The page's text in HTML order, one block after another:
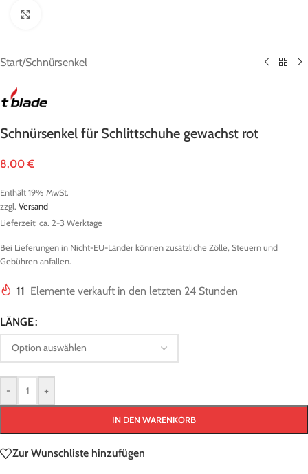
Start/Schnürsenkel
Schnürsenkel für Schlittschuhe gewachst rot
8,00€
Enthält 19% MwSt.
zzgl. Versand
Lieferzeit: ca. 2-3 Werktage
Bei Lieferungen in Nicht-EU-Länder können zusätzliche Zölle, Steuern und
Gebühren anfallen.
11 Elemente verkauft in den letzten 24 Stunden
LÄNGE
- +
IN DEN WARENKORB
Zur Wunschliste hinzufügen